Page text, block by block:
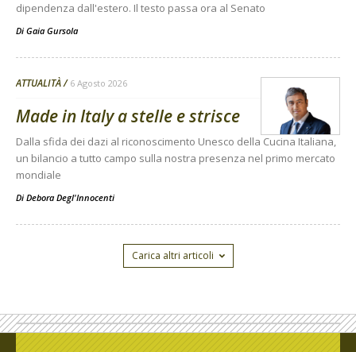
dipendenza dall'estero. Il testo passa ora al Senato
Di Gaia Gursola
ATTUALITÀ 6 Agosto 2026
Made in Italy a stelle e strisce
Dalla sfida dei dazi al riconoscimento Unesco della Cucina Italiana,
un bilancio a tutto campo sulla nostra presenza nel primo mercato
mondiale
Di Debora Degl'Innocenti
Carica altri articoli